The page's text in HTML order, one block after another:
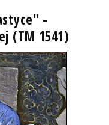
-
(TM 1541)